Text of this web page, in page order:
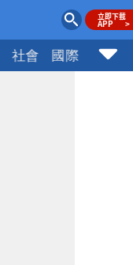
社會 國際 財經